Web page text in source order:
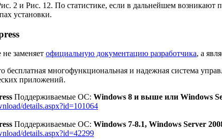
2 и Рис. 12. По статистике, если в дальнейшем
установки.
заменяет официальную документацию разработчика, а
бесплатная многофункциональная и надежная система
приложений.
Поддерживаемые ОС: Windows 8 и выше или Windows
details.aspx?id=101064
Поддерживаемые ОС: Windows 7-8.1, Windows Server
details.aspx?id=42299